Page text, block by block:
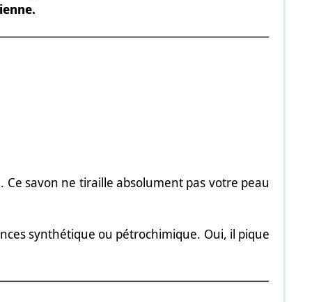
Ce savon ne tiraille absolument pas votre peau
synthétique ou pétrochimique. Oui, il pique